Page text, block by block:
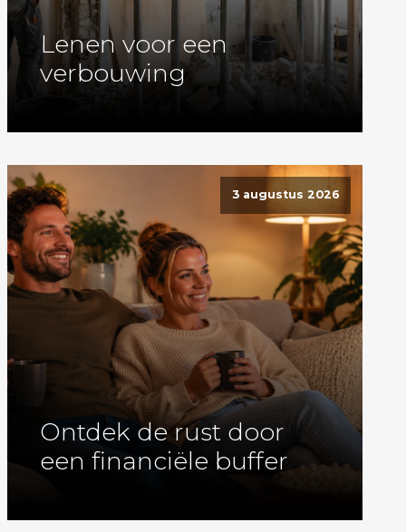
Lenen voor een
verbouwing
3 augustus 2026
Ontdek de rust door
een financiële buffer